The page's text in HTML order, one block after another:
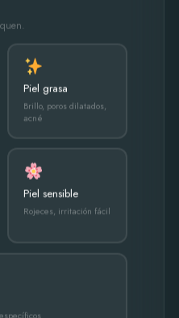
Piel grasa
Brillo, poros dilatados,
acné
Piel sensible
Rojeces, irritación fácil